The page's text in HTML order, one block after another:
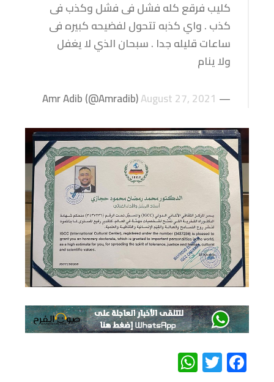
كليب فرقع كله فشل فى فشل وكذب فى
كذب . واي كذبه تتحول لفضيحه كبيره فى
ساعات قليله جدا . سبحان الذي لا يغفل
ولا ينام
— Amr Adib (@Amradib)
August 27, 2021
Facebook
Twitter
WhatsApp